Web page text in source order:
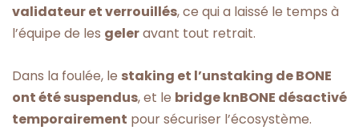
validateur et verrouillés, ce qui a laissé le temps à
l’équipe de les geleravant tout retrait.
Dans la foulée, le staking et l’unstaking de BONE
ont été suspendus, et le bridge knBONE désactivé
temporairement pour sécuriser l’écosystème.